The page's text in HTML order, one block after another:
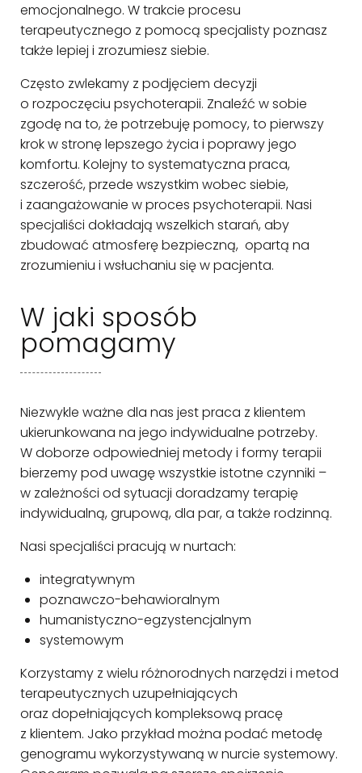
emocjonalnego. W trakcie procesu
terapeutycznego z pomocą specjalisty poznasz
także lepiej i zrozumiesz siebie.
Często zwlekamy z podjęciem decyzji
o rozpoczęciu psychoterapii. Znaleźć w sobie
zgodę na to, że potrzebuję pomocy, to pierwszy
krok w stronę lepszego życia i poprawy jego
komfortu. Kolejny to systematyczna praca,
szczerość, przede wszystkim wobec siebie,
i zaangażowanie w proces psychoterapii. Nasi
specjaliści dokładają wszelkich starań, aby
zbudować atmosferę bezpieczną, opartą na
zrozumieniu i wsłuchaniu się w pacjenta.
W jaki sposób
pomagamy
Niezwykle ważne dla nas jest praca z klientem
ukierunkowana na jego indywidualne potrzeby.
W doborze odpowiedniej metody i formy terapii
bierzemy pod uwagę wszystkie istotne czynniki –
w zależności od sytuacji doradzamy terapię
indywidualną, grupową, dla par, a także rodzinną.
Nasi specjaliści pracują w nurtach:
integratywnym
poznawczo-behawioralnym
humanistyczno-egzystencjalnym
systemowym
Korzystamy z wielu różnorodnych narzędzi i metod
terapeutycznych uzupełniających
oraz dopełniających kompleksową pracę
z klientem. Jako przykład można podać metodę
genogramu wykorzystywaną w nurcie systemowy.